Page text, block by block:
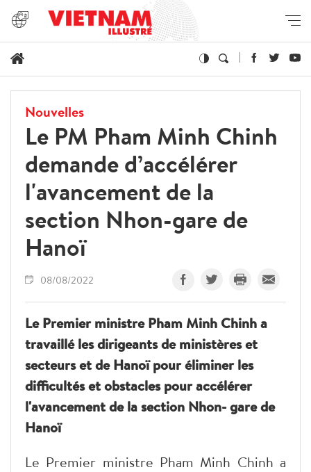
Nouvelles
Le PM Pham Minh Chinh
demande d’accélérer
l'avancement de la
section Nhon-gare de
Hanoï
08/08/2022
Le Premier ministre Pham Minh Chinh a
travaillé les dirigeants de ministères et
secteurs et de Hanoï pour éliminer les
difficultés et obstacles pour accélérer
l'avancement de la section Nhon- gare de
Hanoï
Le Premier ministre Pham Minh Chinh a